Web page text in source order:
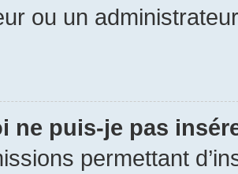
ou un
ne puis-je pas
permettant